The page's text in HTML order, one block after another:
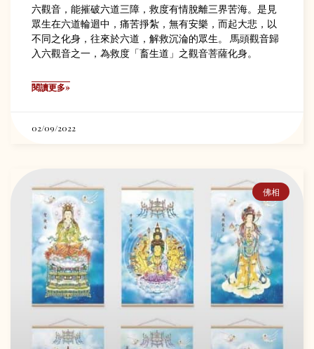
六觀音，能摧破六道三障，救度有情脫離三界苦海。是見
眾生在六道輪迴中，痛苦掙紮，無有安樂，而起大悲，以
不同之化身，往來於六道，解救沉淪的眾生。 馬頭觀音歸
入六觀音之一，為救度「畜生道」之觀音菩薩化身。
閱讀更多»
02/09/2022
佛相